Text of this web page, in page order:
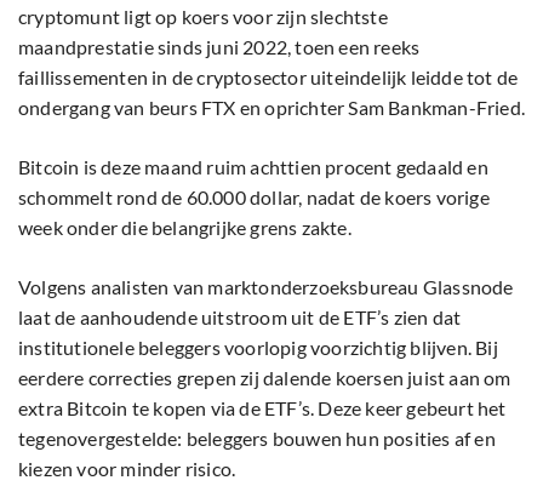
cryptomunt ligt op koers voor zijn slechtste
maandprestatie sinds juni 2022, toen een reeks
faillissementen in de cryptosector uiteindelijk leidde tot de
ondergang van beurs FTX en oprichter Sam Bankman-Fried.
Bitcoin is deze maand ruim achttien procent gedaald en
schommelt rond de 60.000 dollar, nadat de koers vorige
week onder die belangrijke grens zakte.
Volgens analisten van marktonderzoeksbureau Glassnode
laat de aanhoudende uitstroom uit de ETF’s zien dat
institutionele beleggers voorlopig voorzichtig blijven. Bij
eerdere correcties grepen zij dalende koersen juist aan om
extra Bitcoin te kopen via de ETF’s. Deze keer gebeurt het
tegenovergestelde: beleggers bouwen hun posities af en
kiezen voor minder risico.